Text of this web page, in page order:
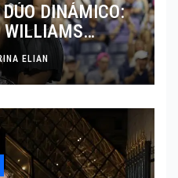
DINÁMICO:
WILLIAMS
EN
ELIAN